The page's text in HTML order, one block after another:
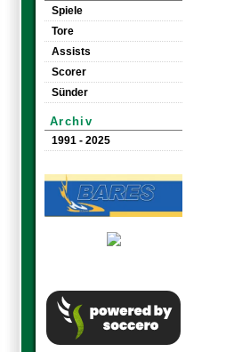
Spiele
Tore
Assists
Scorer
Sünder
Archiv
1991 - 2025